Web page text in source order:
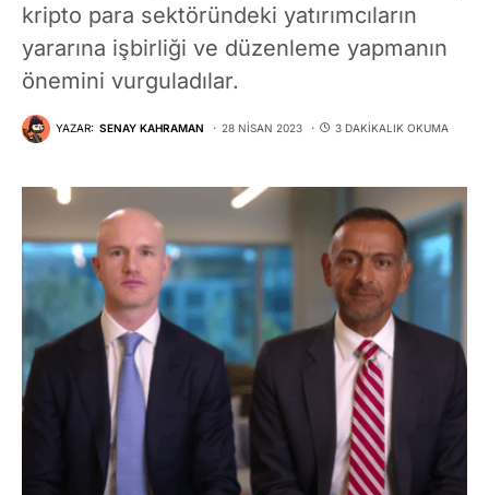
kripto para sektöründeki yatırımcıların
yararına işbirliği ve düzenleme yapmanın
önemini vurguladılar.
YAZAR: SENAY KAHRAMAN 28 NISAN 2023 3 DAKIKALIK OKUMA